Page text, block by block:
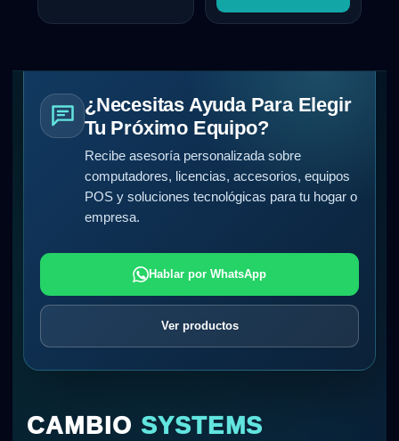
¿Necesitas Ayuda Para Elegir
Tu Próximo Equipo?
Recibe asesoría personalizada sobre
computadores, licencias, accesorios, equipos
POS y soluciones tecnológicas para tu hogar o
empresa.
Hablar por WhatsApp
Ver productos
CAMBIO SYSTEMS